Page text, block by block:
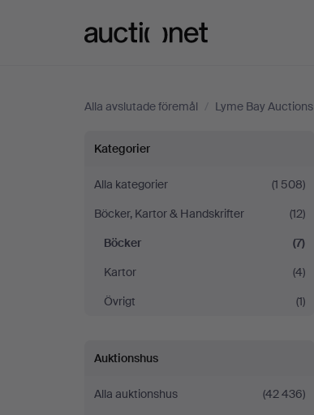
Alla avslutade föremål / Lyme Bay Auctions
Böcker
på
Lyme
Bay
Auctions
Kategorier
Alla kategorier
(1 508)
Böcker, Kartor & Handskrifter
(12)
Böcker
(7)
Kartor
(4)
Övrigt
(1)
Auktionshus
Alla auktionshus
(42 436)